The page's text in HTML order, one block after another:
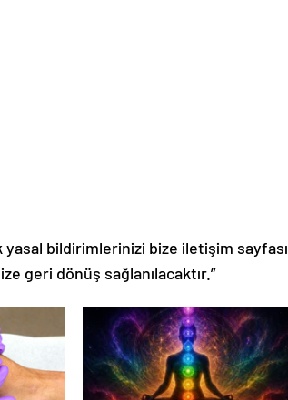
bildirimlerinizi bize iletişim sayfası
geri dönüş sağlanılacaktır.”